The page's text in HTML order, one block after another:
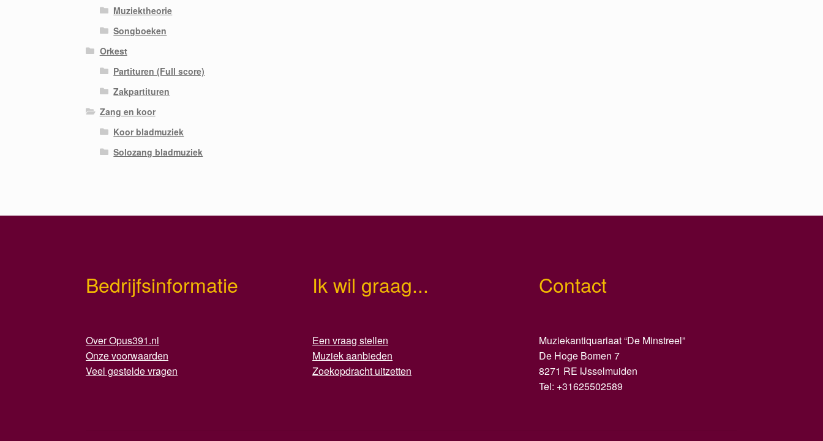
Muziektheorie
Songboeken
Orkest
Partituren (Full score)
Zakpartituren
Zang en koor
Koor bladmuziek
Solozang bladmuziek
Bedrijfsinformatie
Over Opus391.nl
Onze voorwaarden
Veel gestelde vragen
Ik wil graag...
Een vraag stellen
Muziek aanbieden
Zoekopdracht uitzetten
Contact
Muziekantiquariaat “De Minstreel”
De Hoge Bomen 7
8271 RE IJsselmuiden
Tel: +31625502589